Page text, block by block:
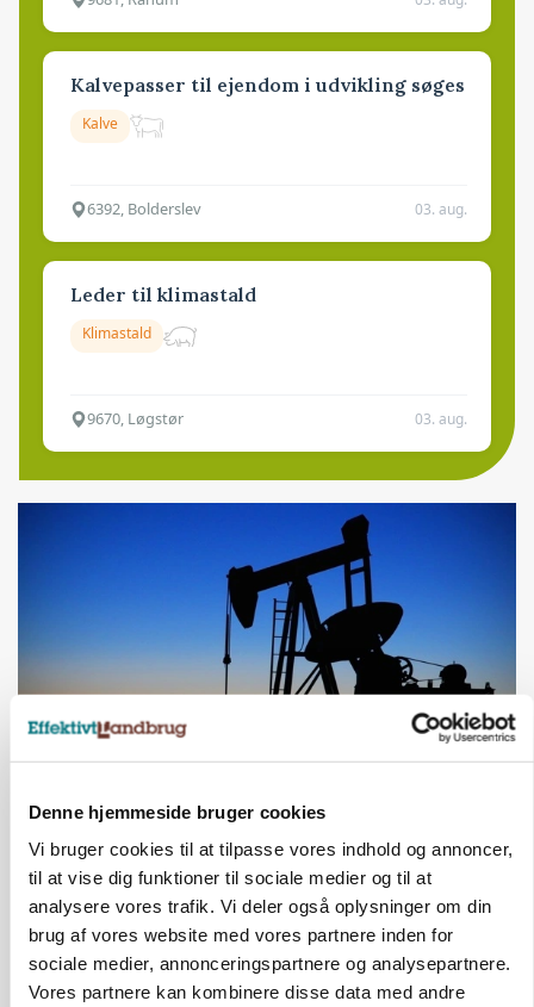
Denne hjemmeside bruger cookies
Vi bruger cookies til at tilpasse vores indhold og annoncer,
til at vise dig funktioner til sociale medier og til at
analysere vores trafik. Vi deler også oplysninger om din
brug af vores website med vores partnere inden for
sociale medier, annonceringspartnere og analysepartnere.
Vores partnere kan kombinere disse data med andre
Kalvepasser til ejendom i udvikling søges
Kalve
6392, Bolderslev 03. aug.
Leder til klimastald
Klimastald
9670, Løgstør 03. aug.
Olieprisfald og fredshåb sender F5-renten ned
på 3 procent